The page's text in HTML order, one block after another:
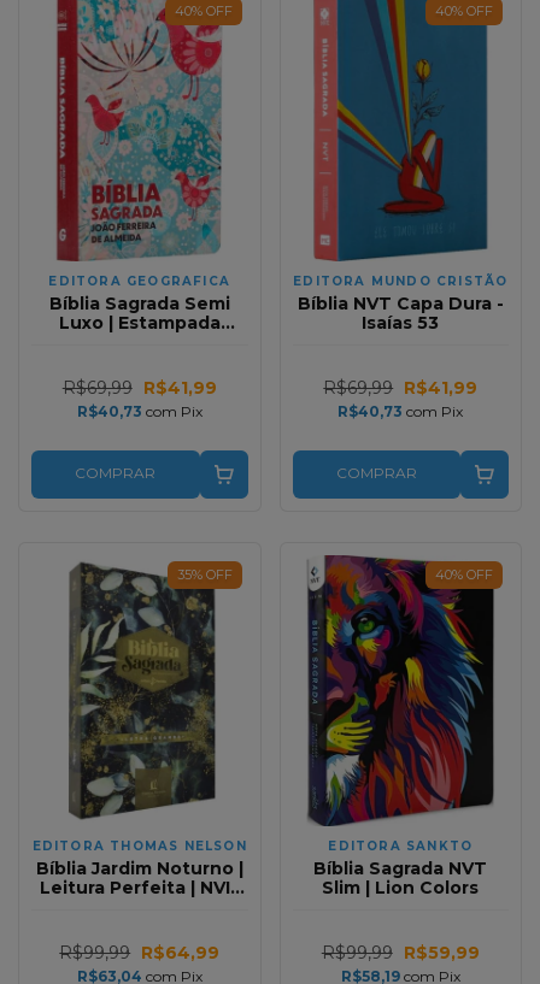
40% OFF
EDITORA GEOGRAFICA
Bíblia Sagrada Semi
Luxo | Estampada
R$69,99 R$41,99
R$40,73 com Pix
COMPRAR
40% OFF
EDITORA MUNDO CRISTÃO
Bíblia NVT Capa Dura -
Isaías 53
R$69,99 R$41,99
R$40,73com Pix
COMPRAR
35% OFF
EDITORA THOMAS NELSON
Bíblia Jardim Noturno |
Leitura Perfeita | NVI |
R$99,99 R$64,99
R$63,04 com Pix
40% OFF
EDITORA SANKTO
Bíblia Sagrada NVT
Slim | Lion Colors
R$99,99 R$59,99
R$58,19 com Pix